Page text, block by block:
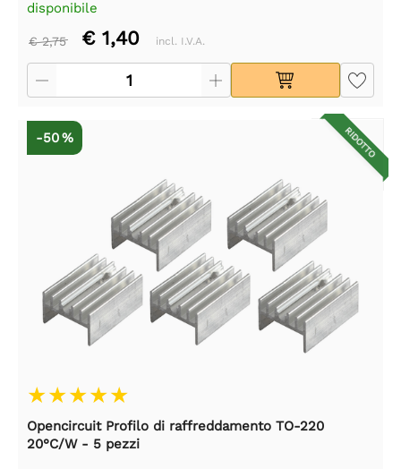
disponibile
€ 2,75 € 1,40 incl. I.V.A.
RIDOTTO
-50 %
Opencircuit Profilo di raffreddamento TO-220
20°C/W - 5 pezzi